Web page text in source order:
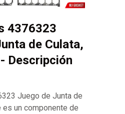
4376323
de Culata,
Descripción
Juego de Junta de
es un componente de